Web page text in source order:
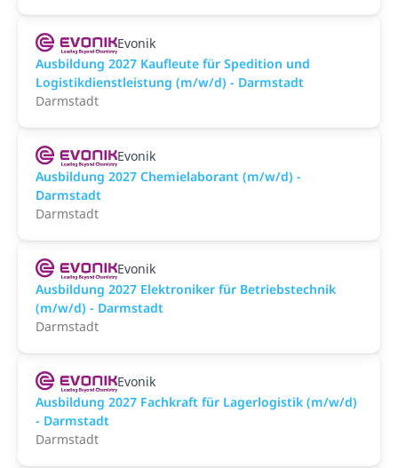
Evonik
Ausbildung 2027 Kaufleute für Spedition und
Logistikdienstleistung (m/w/d) - Darmstadt
Darmstadt
Evonik
Ausbildung 2027 Chemielaborant (m/w/d) -
Darmstadt
Darmstadt
Evonik
Ausbildung 2027 Elektroniker für Betriebstechnik
(m/w/d) - Darmstadt
Darmstadt
Evonik
Ausbildung 2027 Fachkraft für Lagerlogistik (m/w/d)
- Darmstadt
Darmstadt